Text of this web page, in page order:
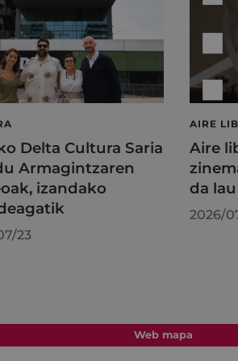
Delta Cultura Saria
Armagintzaren
izandako
23
AIRE
Aire
da
2026/
Web mapa